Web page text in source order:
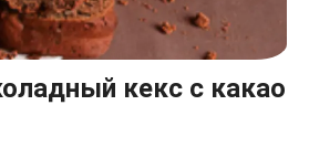
кекс с какао